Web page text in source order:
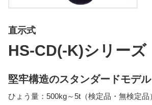
選別・計測・監視システム
トラックスケール
直示式
HS-CD(-K)シリーズ
堅牢構造のスタンダードモデル
ひょう量：500kg～5t（検定品・無検定品